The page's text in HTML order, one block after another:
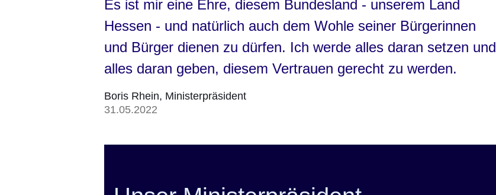
Es ist mir eine Ehre, diesem Bundesland - unserem Land
Hessen - und natürlich auch dem Wohle seiner Bürgerinnen
und Bürger dienen zu dürfen. Ich werde alles daran setzen und
alles daran geben, diesem Vertrauen gerecht zu werden.
Boris Rhein Ministerpräsident
31.05.2022